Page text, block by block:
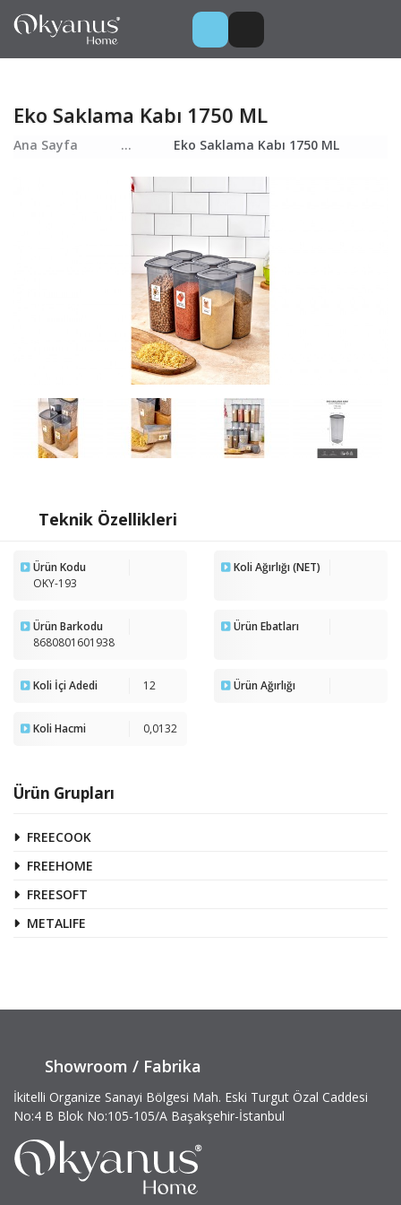
Ürün Grupları
FREECOOK
FREEHOME
FREESOFT
METALIFE
Eko Saklama Kabı 1750 ML
Ana Sayfa ... Eko Saklama Kabı 1750 ML
Teknik Özellikleri
Ürün Kodu
OKY-193
Koli Ağırlığı (NET)
Ürün Barkodu
8680801601938
Ürün Ebatları
Koli İçi Adedi 12 Ürün Ağırlığı
Koli Hacmi 0,0132
Showroom / Fabrika
İkitelli Organize Sanayi Bölgesi Mah. Eski Turgut Özal Caddesi
No:4 B Blok No:105-105/A Başakşehir-İstanbul